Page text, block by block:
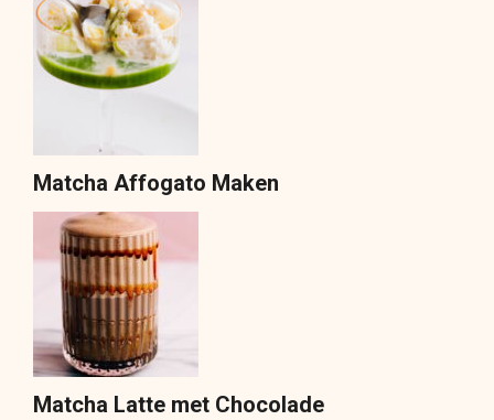
Matcha Affogato Maken
Matcha Latte met Chocolade